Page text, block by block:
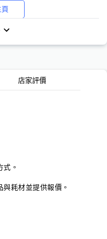
店家評價
。
耗材並提供報價。